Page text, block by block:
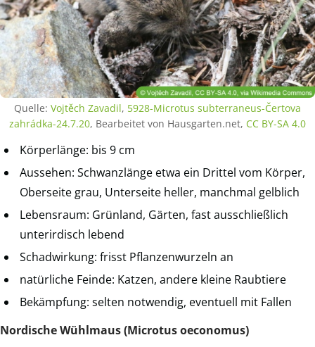
Quelle: Vojtěch Zavadil, 5928-Microtus subterraneus-Čertova
zahrádka-24.7.20, Bearbeitet von Hausgarten.net, CC BY-SA 4.0
Körperlänge: bis 9 cm
Aussehen: Schwanzlänge etwa ein Drittel vom Körper,
Oberseite grau, Unterseite heller, manchmal gelblich
Lebensraum: Grünland, Gärten, fast ausschließlich
unterirdisch lebend
Schadwirkung: frisst Pflanzenwurzeln an
natürliche Feinde: Katzen, andere kleine Raubtiere
Bekämpfung: selten notwendig, eventuell mit Fallen
Nordische Wühlmaus (Microtus oeconomus)